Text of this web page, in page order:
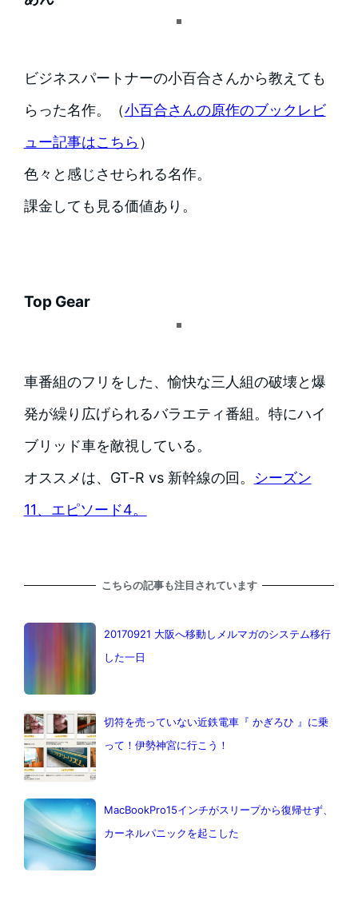
ビジネスパートナーの小百合さんから教えても
らった名作。（小百合さんの原作のブックレビ
ュー記事はこちら ）
色々と感じさせられる名作。
課金しても見る価値あり。
Top Gear
車番組のフリをした、愉快な三人組の破壊と爆
発が繰り広げられるバラエティ番組。特にハイ
ブリッド車を敵視している。
オススメは、GT-R vs 新幹線の回。
シーズン
11、エピソード4。
こちらの記事も注目されています
20170921 大阪へ移動しメルマガのシステム移行
した一日
切符を売っていない近鉄電車『 かぎろひ 』に乗
って！伊勢神宮に行こう！
MacBookPro15インチがスリープから復帰せず、
カーネルパニックを起こした